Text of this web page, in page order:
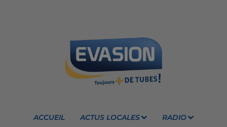
ACCUEIL ACTUS LOCALES RADIO